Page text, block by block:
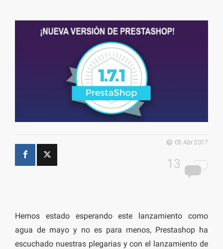
05 Abr 2017
13
Hemos estado esperando este lanzamiento como
agua de mayo y no es para menos, Prestashop ha
escuchado nuestras plegarias y con el lanzamiento de